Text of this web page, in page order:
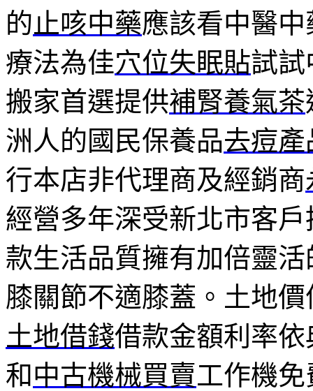
的 止咳中藥應該看中醫
療法為佳穴位失眠貼試試
搬家首選提供補腎養氣茶
洲人的國民保養品去痘
行本店非代理商及經銷商
經營多年深受新北市客戶
款生活品質擁有加倍靈活
膝關節不適膝蓋。土地
土地借錢借款金額利率
和 中古機械買賣工作機